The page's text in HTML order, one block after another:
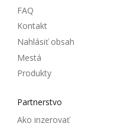
FAQ
Kontakt
Nahlásiť obsah
Mestá
Produkty
Partnerstvo
Ako inzerovať